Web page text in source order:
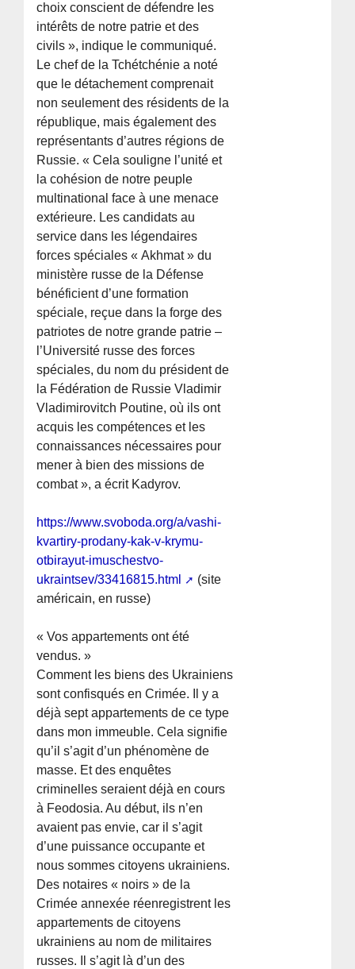
choix conscient de défendre les
intérêts de notre patrie et des
civils », indique le communiqué.
Le chef de la Tchétchénie a noté
que le détachement comprenait
non seulement des résidents de la
république, mais également des
représentants d’autres régions de
Russie. « Cela souligne l’unité et
la cohésion de notre peuple
multinational face à une menace
extérieure. Les candidats au
service dans les légendaires
forces spéciales « Akhmat » du
ministère russe de la Défense
bénéficient d’une formation
spéciale, reçue dans la forge des
patriotes de notre grande patrie –
l’Université russe des forces
spéciales, du nom du président de
la Fédération de Russie Vladimir
Vladimirovitch Poutine, où ils ont
acquis les compétences et les
connaissances nécessaires pour
mener à bien des missions de
combat », a écrit Kadyrov.
https://www.svoboda.org/a/vashi-
kvartiry-prodany-kak-v-krymu-
otbirayut-imuschestvo-
ukraintsev/33416815.html
(site
américain, en russe)
« Vos appartements ont été
vendus. »
Comment les biens des Ukrainiens
sont confisqués en Crimée. Il y a
déjà sept appartements de ce type
dans mon immeuble. Cela signifie
qu’il s’agit d’un phénomène de
masse. Et des enquêtes
criminelles seraient déjà en cours
à Feodosia. Au début, ils n’en
avaient pas envie, car il s’agit
d’une puissance occupante et
nous sommes citoyens ukrainiens.
Des notaires « noirs » de la
Crimée annexée réenregistrent les
appartements de citoyens
ukrainiens au nom de militaires
russes. Il s’agit là d’un des